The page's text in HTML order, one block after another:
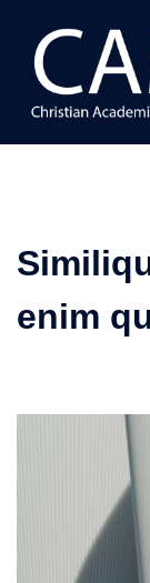
content
enim